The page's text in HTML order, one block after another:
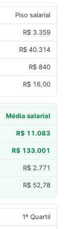
Piso salarial
R$ 3.359
R$ 40.314
R$ 840
R$ 16,00
Média salarial
R$ 11.083
R$ 133.001
R$ 2.771
R$ 52,78
1º Quartil